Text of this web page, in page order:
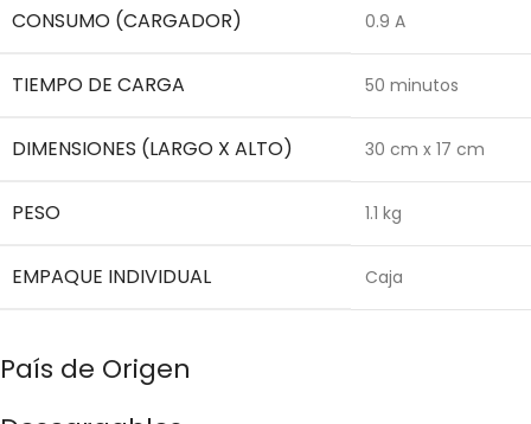
CONSUMO (CARGADOR) 0.9 A
TIEMPO DE CARGA 50 minutos
DIMENSIONES (LARGO X ALTO) 30 cm x 17 cm
PESO 1.1 kg
EMPAQUE INDIVIDUAL Caja
País de Origen